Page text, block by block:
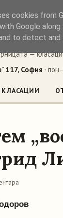
—
117, София ·
КЛАСАЦИИ
cookies from
Google
to detect and